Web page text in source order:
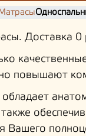
Доставка 0
повышают
также
Вашего